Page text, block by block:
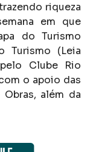
riqueza
em que
do Turismo
Turismo (Leia
Clube Rio
o apoio das
além da